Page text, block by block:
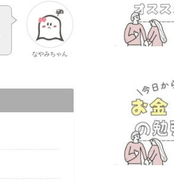
なやみちゃん